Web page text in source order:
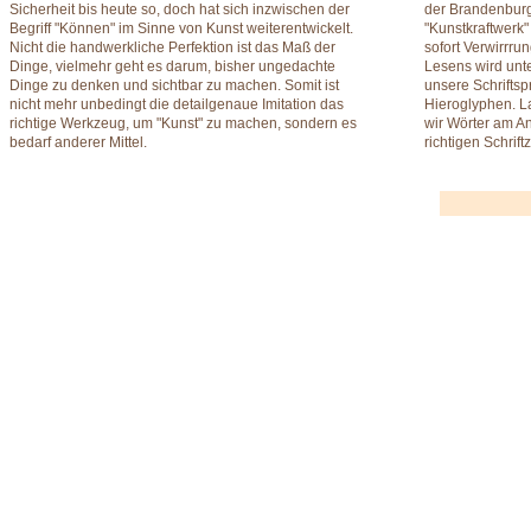
Sicherheit bis heute so, doch hat sich inzwischen der
Begriff "Können" im Sinne von Kunst weiterentwickelt.
Nicht die handwerkliche Perfektion ist das Maß der
Dinge, vielmehr geht es darum, bisher ungedachte
Dinge zu denken und sichtbar zu machen. Somit ist
nicht mehr unbedingt die detailgenaue Imitation das
richtige Werkzeug, um "Kunst" zu machen, sondern es
bedarf anderer Mittel.
der
sofort
Lesens wird
unsere
Hieroglyphen.
wir Wörter am
richtigen